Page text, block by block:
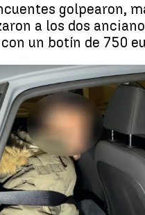
golpearon,
a los dos
un botín de 750
en Logroño un violento grupo
dos octogenarios |Detenido en
delictivo que asaltó la vivienda
Rioz
18 de noviembre de